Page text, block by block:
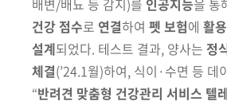
배변/배뇨 등 감지)를 인공지능을 통
건강 점수로 연결하여 펫 보험에 활용
설계되었다. 테스트 결과, 양사는 정
체결(’24.1월)하여, 식이 ·수면 등 데
“반려견 맞춤형 건강관리 서비스 텔